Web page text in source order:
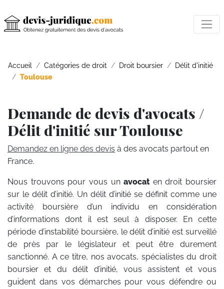
Accueil Catégories de droit Droit boursier
Délit d'initié
Toulouse
Demande de devis d'avocats /
Délit d'initié sur Toulouse
Demandez en ligne des devis à des avocats partout en
France.
Nous trouvons pour vous unavocat en droit boursier
sur le délit d’initié. Un délit d’initié se définit comme une
activité boursière d’un individu en considération
d’informations dont il est seul à disposer. En cette
période d’instabilité boursière, le délit d’initié est surveillé
de près par le législateur et peut être durement
sanctionné. A ce titre, nos avocats, spécialistes du droit
boursier et du délit d’initié, vous assistent et vous
guident dans vos démarches pour vous défendre ou